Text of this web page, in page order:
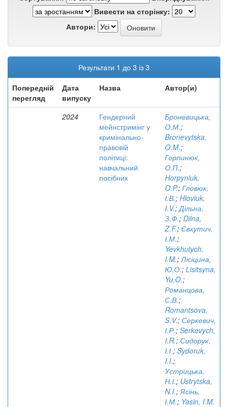
Вивести на сторінку:
Автори:
Результати 1 до 3 із 3
Попередній
перегляд
Дата
випуску
Назва Автор(и)
2024
Гендерний
мейнстримінг у
кримінально-
правовій
політиці:
навчальний
посібник
Броневицька,
О.М.;
Bronevytska,
O.M.;
Горпинюк,
О.П.;
Horpyniuk,
O.P.; Гловюк,
І.В.; Hloviuk,
I.V.;Дільна,
З.Ф.; Dilna,
Z.F.; Євхутич,
І.М.;
Yevkhutych,
I.M.;Лісіцина,
Ю.О.; Lisitsyna,
Yu.O.;
Романцова,
С.В.;
Romantsova,
S.V.; Серкевич,
І.Р.; Serkevych,
I.R.; Сидорук,
І.І.; Sydoruk,
I.I.;
Устрицька,
Н.І.; Ustrytska,
N.I.;Ясінь,
І.М.; Yasin, I.M.